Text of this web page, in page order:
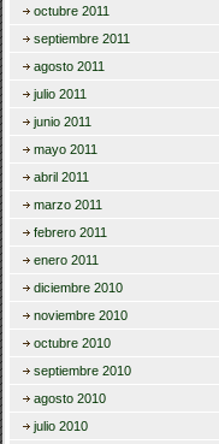
octubre 2011
septiembre 2011
agosto 2011
julio 2011
junio 2011
mayo 2011
abril 2011
marzo 2011
febrero 2011
enero 2011
diciembre 2010
noviembre 2010
octubre 2010
septiembre 2010
agosto 2010
julio 2010